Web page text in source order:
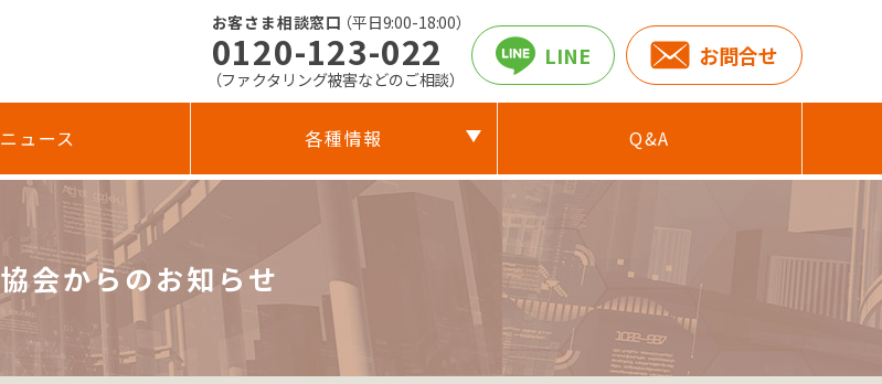
お客さま相談窓口（平日9:00-18:00）
0120-123-022
（ファクタリング被害などのご相談）
LINE お問合せ
ニュース 各種情報 Q&A
協会からのお知らせ